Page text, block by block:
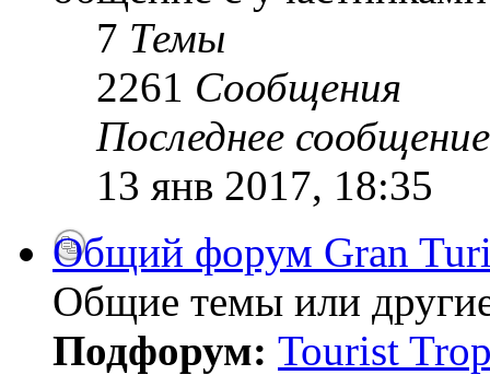
7 Темы
2261 Сообщения
Последнее сообщение
13 янв 2017, 18:35
Общий форум Gran
Общие темы или
Подфорум: Tourist